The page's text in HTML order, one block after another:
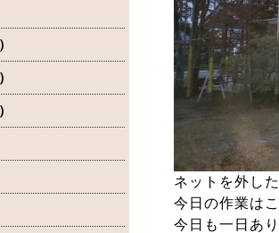
ネットを外し
今日の作業は
今日も一日あ